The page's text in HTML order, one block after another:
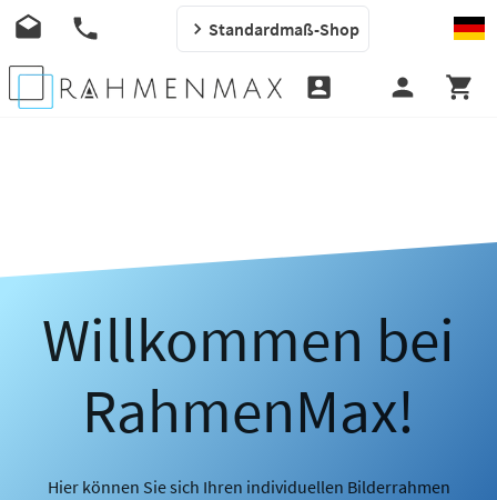
Standardmaß-Shop
Willkommen bei
RahmenMax!
Hier können Sie sich Ihren individuellen Bilderrahmen